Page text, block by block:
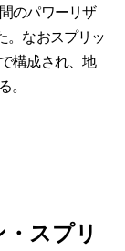
のパワーリザ
。なおスプリッ
構成され、地
。
スプリ